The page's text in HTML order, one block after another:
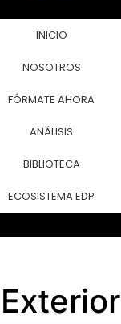
INICIO
NOSOTROS
FÓRMATE AHORA
ANÁLISIS
BIBLIOTECA
ECOSISTEMA EDP